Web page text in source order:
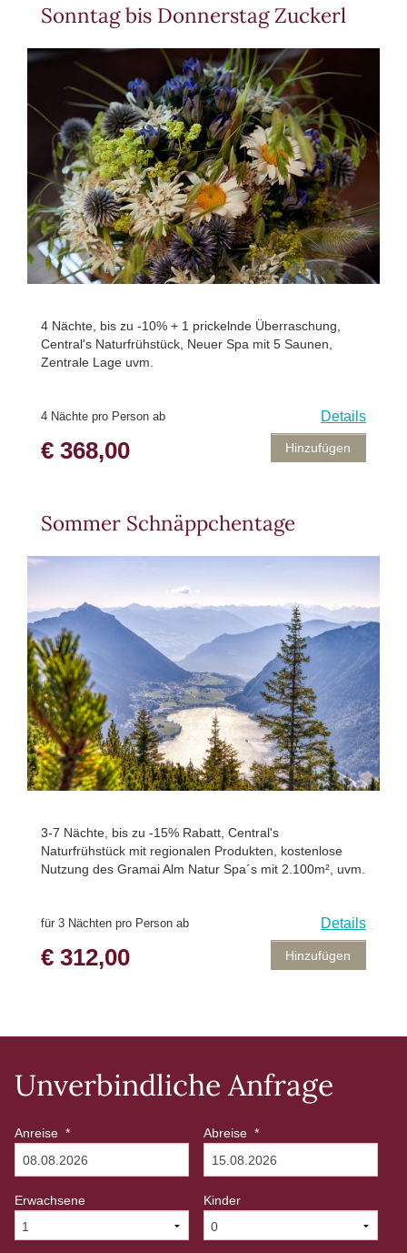
Sonntag bis Donnerstag Zuckerl
4 Nächte, bis zu -10% + 1 prickelnde Überraschung,
Central's Naturfrühstück, Neuer Spa mit 5 Saunen,
Zentrale Lage uvm.
4 Nächte pro Person ab
€ 368,00
Details
Hinzufügen
Sommer Schnäppchentage
3-7 Nächte, bis zu -15% Rabatt, Central's
Naturfrühstück mit regionalen Produkten, kostenlose
Nutzung des Gramai Alm Natur Spa´s mit 2.100m², uvm.
für 3 Nächten pro Person ab
€ 312,00
Details
Hinzufügen
Unverbindliche Anfrage
Anreise * Abreise *
Erwachsene Kinder